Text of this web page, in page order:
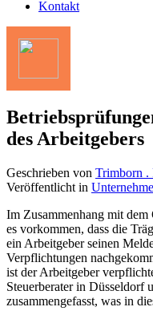
Kontakt
des Arbeitgebers
Geschrieben von Trimborn .
Veröffentlicht in
Im Zusammenhang mit dem
es vorkommen, dass die
ein Arbeitgeber seinen
Verpflichtungen
ist der Arbeitgeber
Steuerberater in Düsseldorf
zusammengefasst, was in